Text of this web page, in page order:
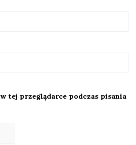
tej przeglądarce podczas pisania